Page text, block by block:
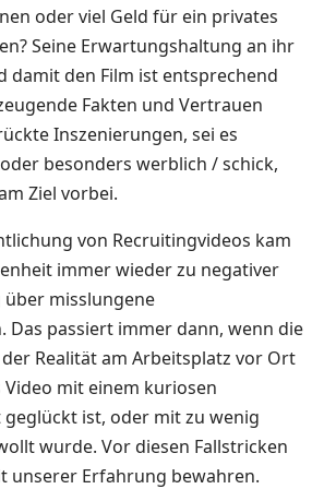
oder viel Geld für ein privates
Seine Erwartungshaltung an ihr
damit den Film ist entsprechend
Fakten und Vertrauen
Inszenierungen, sei es
besonders werblich / schick,
Ziel vorbei.
von Recruitingvideos kam
immer wieder zu negativer
misslungene
Das passiert immer dann, wenn die
Realität am Arbeitsplatz vor Ort
mit einem kuriosen
ist, oder mit zu wenig
wurde. Vor diesen Fallstricken
unserer Erfahrung bewahren.